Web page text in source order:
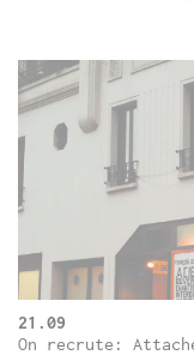
21.09
On recrute: